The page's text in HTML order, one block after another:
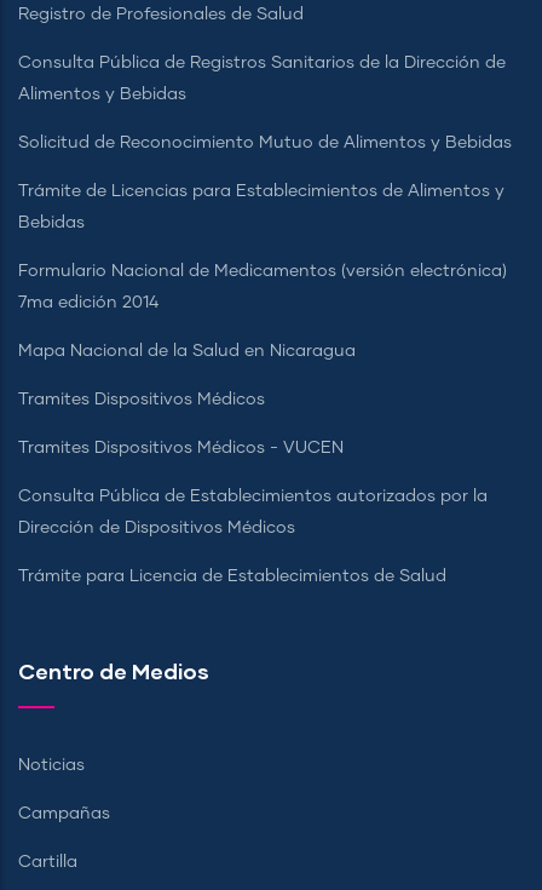
Registro de Profesionales de Salud
Consulta Pública de Registros Sanitarios de la Dirección de
Alimentos y Bebidas
Solicitud de Reconocimiento Mutuo de Alimentos y Bebidas
Trámite de Licencias para Establecimientos de Alimentos y
Bebidas
Formulario Nacional de Medicamentos (versión electrónica)
7ma edición 2014
Mapa Nacional de la Salud en Nicaragua
Tramites Dispositivos Médicos
Tramites Dispositivos Médicos - VUCEN
Consulta Pública de Establecimientos autorizados por la
Dirección de Dispositivos Médicos
Trámite para Licencia de Establecimientos de Salud
Centro de Medios
Noticias
Campañas
Cartilla